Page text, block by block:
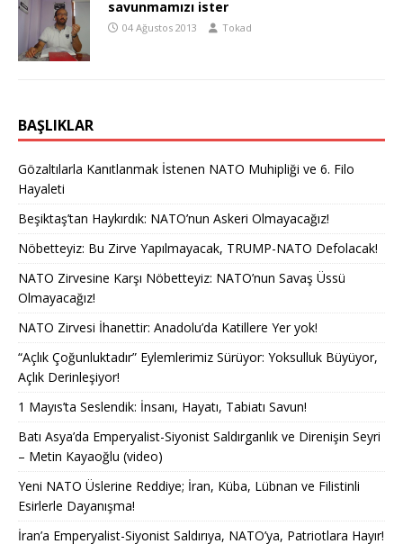
savunmamızı ister
04 Ağustos 2013 Tokad
BAŞLIKLAR
Gözaltılarla Kanıtlanmak İstenen NATO Muhipliği ve 6. Filo
Hayaleti
Beşiktaş’tan Haykırdık: NATO’nun Askeri Olmayacağız!
Nöbetteyiz: Bu Zirve Yapılmayacak, TRUMP-NATO Defolacak!
NATO Zirvesine Karşı Nöbetteyiz: NATO’nun Savaş Üssü
Olmayacağız!
NATO Zirvesi İhanettir: Anadolu’da Katillere Yer yok!
“Açlık Çoğunluktadır” Eylemlerimiz Sürüyor: Yoksulluk Büyüyor,
Açlık Derinleşiyor!
1 Mayıs’ta Seslendik: İnsanı, Hayatı, Tabiatı Savun!
Batı Asya’da Emperyalist-Siyonist Saldırganlık ve Direnişin Seyri
– Metin Kayaoğlu (video)
Yeni NATO Üslerine Reddiye; İran, Küba, Lübnan ve Filistinli
Esirlerle Dayanışma!
İran’a Emperyalist-Siyonist Saldırıya, NATO’ya, Patriotlara Hayır!